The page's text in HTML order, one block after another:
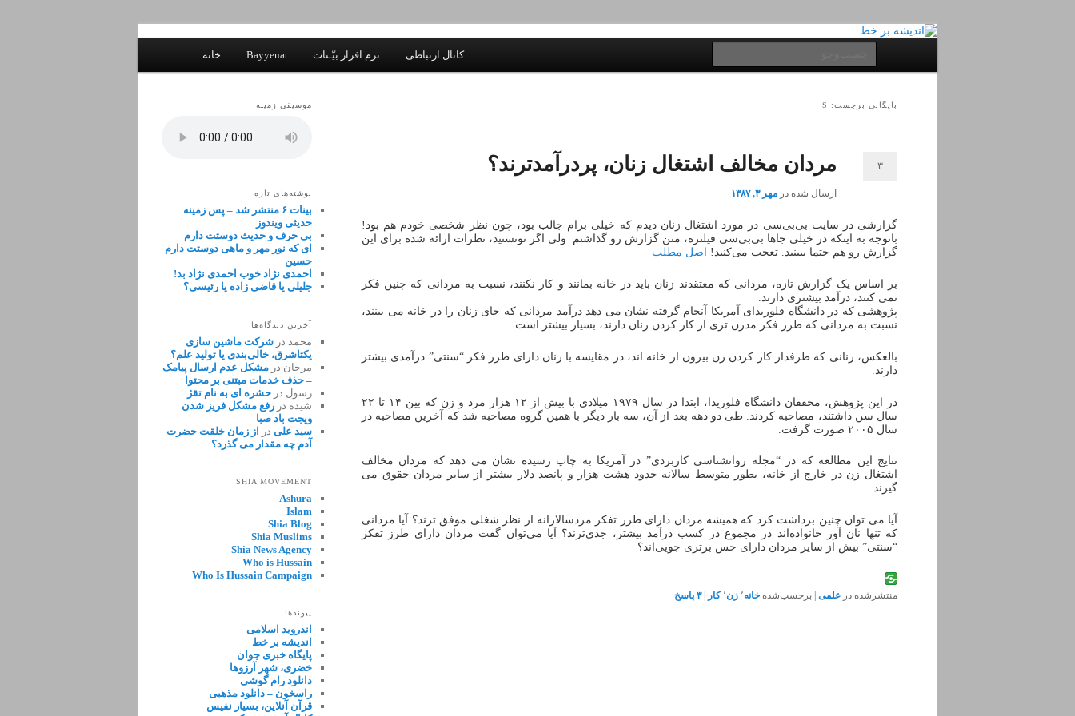
اندیشه بر خط
خانه Bayyenat نرم افزار بیّـنات کانال ارتباطی
بایگانی برچسب: S
مردان مخالف اشتغال زنان، پردرآمدترند؟
ارسال شده در مهر ۳, ۱۳۸۷
۳
گزارشی در سایت بی‌بی‌سی در مورد اشتغال زنان دیدم که خیلی برام جالب بود، چون نظر شخصی خودم هم بود!
باتوجه به اینکه در خیلی جاها بی‌بی‌سی فیلتره، متن گزارش رو گذاشتم ولی اگر تونستید، نظرات ارائه شده برای این
گزارش رو هم حتما ببینید. تعجب می‌کنید!
اصل مطلب
بر اساس یک گزارش تازه، مردانی که معتقدند زنان باید در خانه بمانند و کار نکنند، نسبت به مردانی که چنین فکر
نمی کنند، درآمد بیشتری دارند.
پژوهشی که در دانشگاه فلوریدای آمریکا آنجام گرفته نشان می دهد درآمد مردانی که جای زنان را در خانه می بینند،
نسبت به مردانی که طرز فکر مدرن تری از کار کردن زنان دارند، بسیار بیشتر است.
بالعکس، زنانی که طرفدار کار کردن زن بیرون از خانه اند، در مقایسه با زنان دارای طرز فکر “سنتی” درآمدی بیشتر
دارند.
در این پژوهش، محققان دانشگاه فلوریدا، ابتدا در سال ۱۹۷۹ میلادی با بیش از ۱۲ هزار مرد و زن که بین ۱۴ تا ۲۲
سال سن داشتند، مصاحبه کردند. طی دو دهه بعد از آن، سه بار دیگر با همین گروه مصاحبه شد که آخرین مصاحبه در
سال ۲۰۰۵ صورت گرفت.
نتایج این مطالعه که در “مجله روانشناسی کاربردی” در آمریکا به چاپ رسیده نشان می دهد که مردان مخالف
اشتغال زن در خارج از خانه، بطور متوسط سالانه حدود هشت هزار و پانصد دلار بیشتر از سایر مردان حقوق می
گیرند.
آیا می توان چنین برداشت کرد که همیشه مردان دارای طرز تفکر مردسالارانه از نظر شغلی موفق ترند؟ آیا مردانی
که تنها نان آور خانواده‌اند در مجموع در کسب درآمد بیشتر، جدی‌ترند؟ آیا می‌توان گفت مردان دارای طرز تفکر
“سنتی” بیش از سایر مردان دارای حس برتری جویی‌اند؟
منتشرشده در علمی | برچسب‌شده خانه٬ زن٬ کار |۳ پاسخ
موسیقی زمینه
نوشته‌های تازه
بینات ۶ منتشر شد – پس زمینه
حدیثی ویندوز
بی حرف و حدیث دوستت دارم
ای که نور مهر و ماهی دوستت دارم
حسین
احمدی نژاد خوب احمدی نژاد بد!
جلیلی یا قاضی زاده یا رئیسی؟
آخرین دیدگاه‌ها
محمد در شرکت ماشین سازی
یکتاشرق، خالی‌بندی یا تولید علم؟
مرجان در مشکل عدم ارسال پیامک
– حذف خدمات مبتنی بر محتوا
رسول در حشره ای به نام تقژ
شیده در رفع مشکل فریز شدن
ویجت باد صبا
سید علی در از زمان خلقت حضرت
آدم چه مقدار می گذرد؟
SHIA MOVEMENT
Ashura
Islam
Shia Blog
Shia Muslims
Shia News Agency
Who is Hussain
Who Is Hussain Campaign
پیوندها
اندروید اسلامی
اندیشه بر خط
پایگاه خبری جوان
خضری، شهر آرزوها
دانلود رام گوشی
راسخون – دانلود مذهبی
قرآن آنلاین، بسیار نفیس